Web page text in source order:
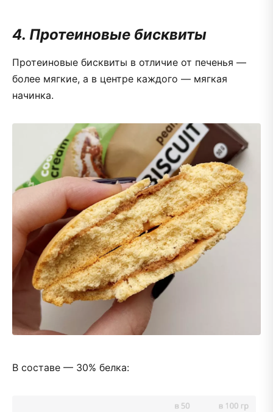
4. Протеиновые бисквиты
Протеиновые бисквиты в отличие от печенья —
более мягкие, а в центре каждого — мягкая
начинка.
В составе — 30% белка: